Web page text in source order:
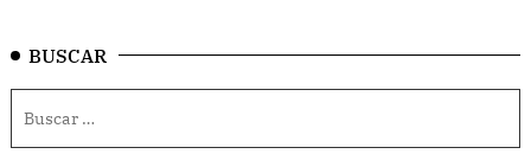
BUSCAR